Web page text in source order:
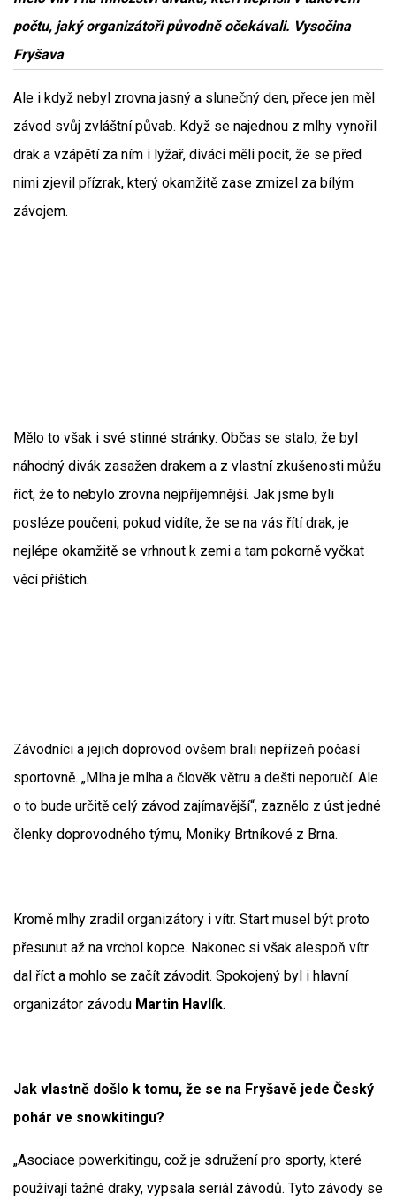
počtu, jaký organizátoři původně očekávali. Vysočina
Fryšava
Ale i když nebyl zrovna jasný a slunečný den, přece jen měl
závod svůj zvláštní půvab. Když se najednou z mlhy vynořil
drak a vzápětí za ním i lyžař, diváci měli pocit, že se před
nimi zjevil přízrak, který okamžitě zase zmizel za bílým
závojem.
Mělo to však i své stinné stránky. Občas se stalo, že byl
náhodný divák zasažen drakem a z vlastní zkušenosti můžu
říct, že to nebylo zrovna nejpříjemnější. Jak jsme byli
posléze poučeni, pokud vidíte, že se na vás řítí drak, je
nejlépe okamžitě se vrhnout k zemi a tam pokorně vyčkat
věcí příštích.
Závodníci a jejich doprovod ovšem brali nepřízeň počasí
sportovně. „Mlha je mlha a člověk větru a dešti neporučí. Ale
o to bude určitě celý závod zajímavější“, zaznělo z úst jedné
členky doprovodného týmu, Moniky Brtníkové z Brna.
Kromě mlhy zradil organizátory i vítr. Start musel být proto
přesunut až na vrchol kopce. Nakonec si však alespoň vítr
dal říct a mohlo se začít závodit. Spokojený byl i hlavní
organizátor závodu Martin Havlík.
Jak vlastně došlo k tomu, že se na Fryšavě jede Český
pohár ve snowkitingu?
„Asociace powerkitingu, což je sdružení pro sporty, které
používají tažné draky, vypsala seriál závodů. Tyto závody se